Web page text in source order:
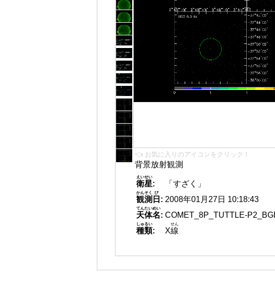
👈 お気に入りのアイコンをクリック！
背景放射観測
衛星
えいせい
:
「すざく」
観測
かんそく
日
び
: 2008年01月27日 10:18:43
天体名
てんたいめい
: COMET_8P_TUTTLE-
種類
しゅるい
: X線
せん